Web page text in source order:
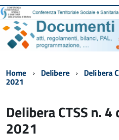
Home Delibere Delibera
2021
Delibera CTSS n.
2021